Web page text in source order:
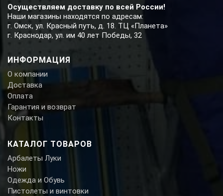
Осуществляем доставку по всей России!
Наши магазины находятся по адресам:
г. Омск, ул. Красный путь, д. 18. ТЦ «Планета»
г. Краснодар, ул. им 40 лет Победы, 32
ИНФОРМАЦИЯ
О компании
Доставка
Оплата
Гарантия и возврат
Контакты
КАТАЛОГ ТОВАРОВ
Арбалеты Луки
Ножи
Одежда и Обувь
Пистолеты и винтовки